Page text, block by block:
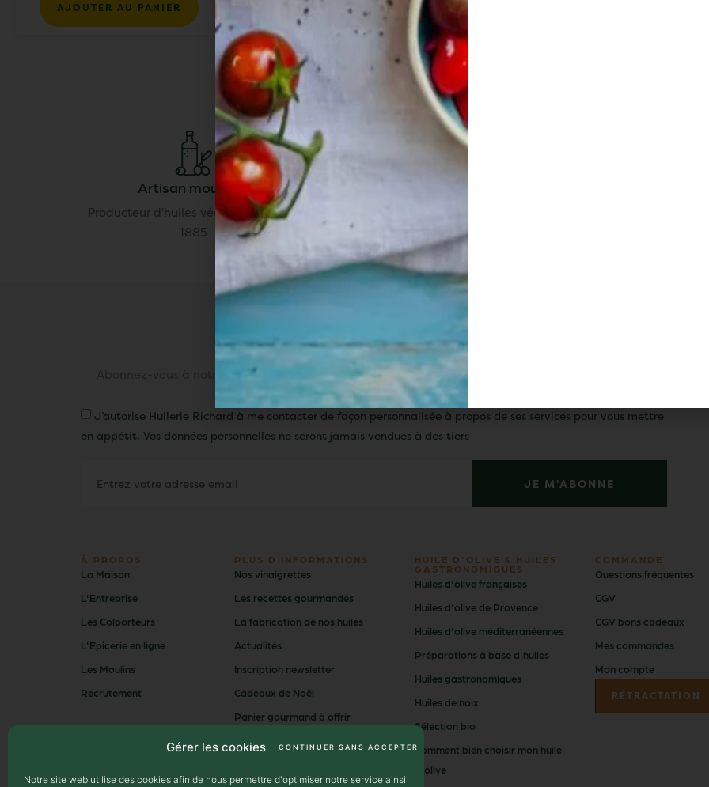
Gérer les cookies
Notre site web utilise des cookies afin de nous permettre d'optimiser notre service ainsi
CONTINUER SANS ACCEPTER
AJOUTER AU PANIER AJOUTER AU PANIER
Artisan moulinier
Producteur d'huiles végétales depuis
1885
à 13h et de 14h à 18h
La délicieuse newsletter
Abonnez-vous à notre délicieuse newsletter pour ne plus rien manquer de nos actualités,
recettes et offres spéciales !
J’autorise Huilerie Richard à me contacter de façon personnalisée à propos de ses services pour vous mettre
en appétit. Vos données personnelles ne seront jamais vendues à des tiers
JE M'ABONNE
À PROPOS
La Maison
L'Entreprise
Les Colporteurs
L'Épicerie en ligne
Les Moulins
Recrutement
PLUS D INFORMATIONS
Nos vinaigrettes
Les recettes gourmandes
La fabrication de nos huiles
Actualités
Inscription newsletter
Cadeaux de Noël
Panier gourmand à offrir
Moulin des pénitents
HUILE D'OLIVE & HUILES
GASTRONOMIQUES
Huiles d'olive françaises
Huiles d'olive de Provence
Huiles d'olive méditerranéennes
Préparations à base d'huiles
Huiles gastronomiques
Huiles de noix
Sélection bio
Comment bien choisir mon huile
d'olive
COMMANDE
Questions fréquentes
CGV
CGV bons cadeaux
Mes commandes
Mon compte
RÉTRACTATION